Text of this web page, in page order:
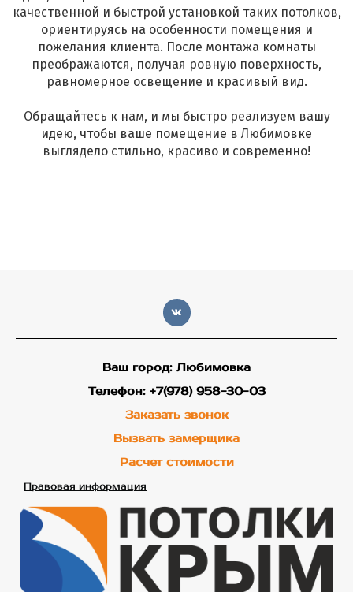
качественной и быстрой установкой таких потолков,
ориентируясь на особенности помещения и
пожелания клиента. После монтажа комнаты
преображаются, получая ровную поверхность,
равномерное освещение и красивый вид.
Обращайтесь к нам, и мы быстро реализуем вашу
идею, чтобы ваше помещение в Любимовке
выглядело стильно, красиво и современно!
Ваш город: Любимовка
Телефон: +7(978) 958-30-03
Заказать звонок
Вызвать замерщика
Расчет стоимости
Правовая информация